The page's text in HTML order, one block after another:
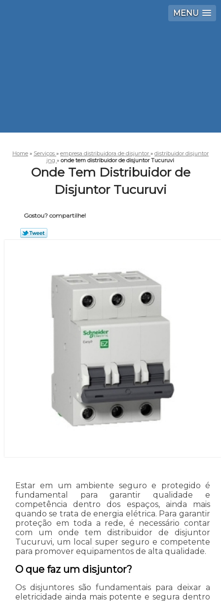
MENU
Home » Serviços » empresa distribuidora de disjuntor » distribuidor disjuntor
jng»onde tem distribuidor de disjuntor Tucuruvi
Onde Tem Distribuidor de
Disjuntor Tucuruvi
Gostou? compartilhe!
Estar em um ambiente seguro e protegido é
fundamental para garantir qualidade e
competência dentro dos espaços, ainda mais
quando se trata de energia elétrica. Para garantir
proteção em toda a rede, é necessário contar
com um onde tem distribuidor de disjuntor
Tucuruvi, um local super seguro e competente
para promover equipamentos de alta qualidade.
O que faz um disjuntor?
Os disjuntores são fundamentais para deixar a
eletricidade ainda mais potente e segura dentro